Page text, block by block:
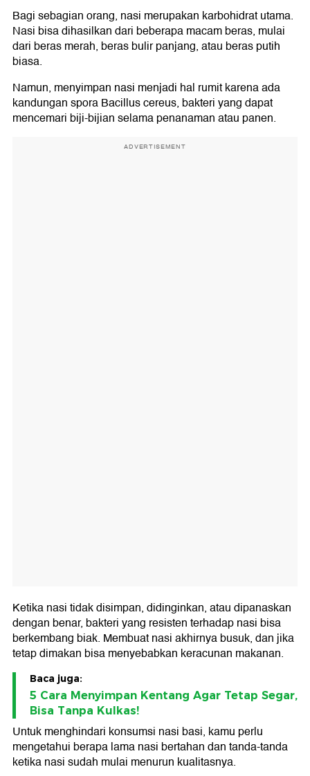
Bagi sebagian orang, nasi merupakan karbohidrat utama.
Nasi bisa dihasilkan dari beberapa macam beras, mulai
dari beras merah, beras bulir panjang, atau beras putih
biasa.
Namun, menyimpan nasi menjadi hal rumit karena ada
kandungan spora Bacillus cereus, bakteri yang dapat
mencemari biji-bijian selama penanaman atau panen.
ADVERTISEMENT
Ketika nasi tidak disimpan, didinginkan, atau dipanaskan
dengan benar, bakteri yang resisten terhadap nasi bisa
berkembang biak. Membuat nasi akhirnya busuk, dan jika
tetap dimakan bisa menyebabkan keracunan makanan.
Baca juga:
5 Cara Menyimpan Kentang Agar Tetap Segar,
Bisa Tanpa Kulkas!
Untuk menghindari konsumsi nasi basi, kamu perlu
mengetahui berapa lama nasi bertahan dan tanda-tanda
ketika nasi sudah mulai menurun kualitasnya.